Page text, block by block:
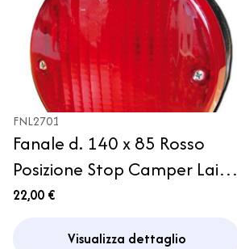
FNL2701
Fanale d. 140 x 85 Rosso
Posizione Stop Camper Laika
Ecovip
22,00 €
Visualizza dettaglio